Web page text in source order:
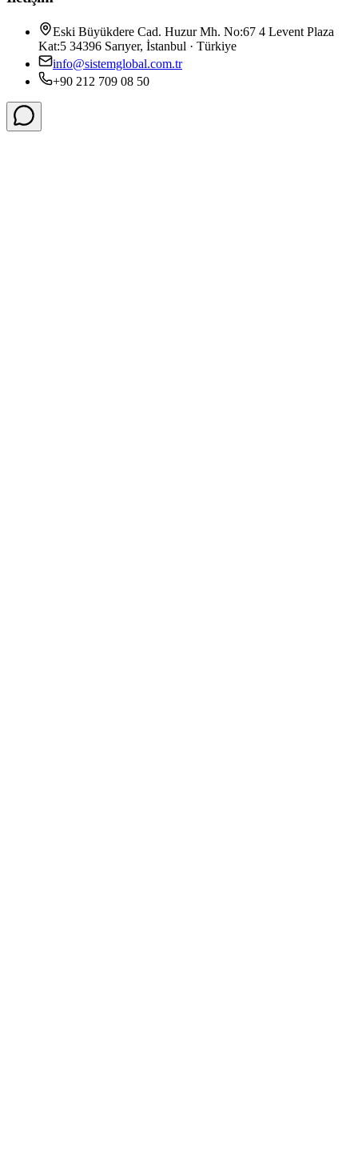
Eski Büyükdere Cad. Huzur Mh. No:67 4 Levent Plaza
Kat:5 34396 Sarıyer, İstanbul · Türkiye
info@sistemglobal.com.tr
+90 212 709 08 50